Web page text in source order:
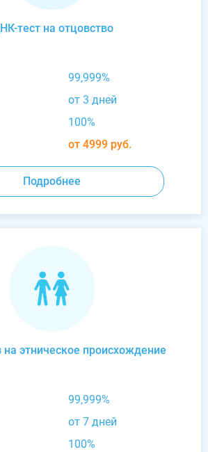
тест на отцовство
99,999%
от 3 дней
100%
от 4999 руб.
Подробнее
этническое происхождение
99,999%
от 7 дней
100%